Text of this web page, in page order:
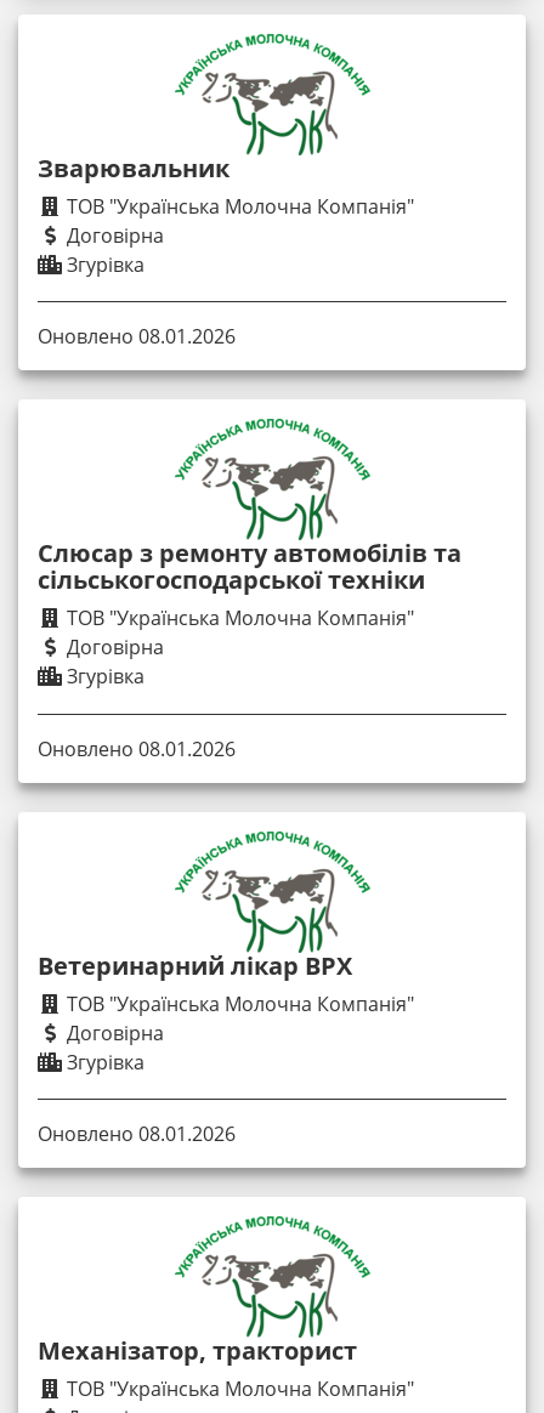
Зварювальник
ТОВ "Українська Молочна Компанія"
Договірна
Згурівка
Оновлено 08.01.2026
Слюсар з ремонту автомобілів та
сільськогосподарської техніки
ТОВ "Українська Молочна Компанія"
Договірна
Згурівка
Оновлено 08.01.2026
Ветеринарний лікар ВРХ
ТОВ "Українська Молочна Компанія"
Договірна
Згурівка
Оновлено 08.01.2026
Механізатор, тракторист
ТОВ "Українська Молочна Компанія"